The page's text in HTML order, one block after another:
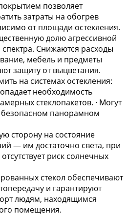
позволяет
затраты на обогрев
от площади остекления.
долю агрессивной
спектра. Снижаются расходы
мебель и предметы
защиту от выцветания.
на системах остекления:
необходимость
стеклопакетов. · Могут
безопасном панорамном
сторону на состояние
— им достаточно света, при
риск солнечных
стекол обеспечивают
и гарантируют
людям, находящимся
помещения.